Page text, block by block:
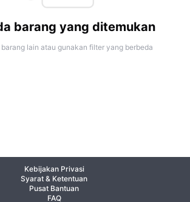
barang yang ditemukan
lain atau gunakan filter yang berbeda
Kebijakan Privasi
Syarat & Ketentuan
Pusat Bantuan
FAQ